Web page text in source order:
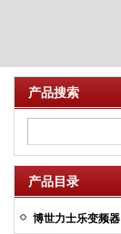
产品搜索
产品目录
博世力士乐变频器